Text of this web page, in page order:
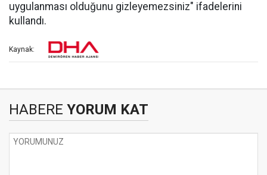
uygulanması olduğunu gizleyemezsiniz" ifadelerini
kullandı.
Kaynak:
HABERE YORUM KAT